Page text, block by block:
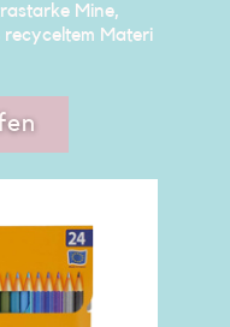
Mine,
Materi​